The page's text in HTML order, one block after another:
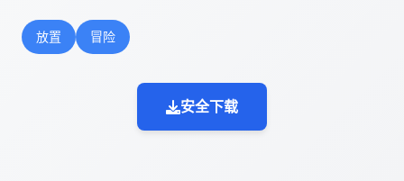
放置 冒险
安全下载